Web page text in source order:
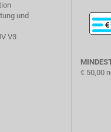
und
V3
€ 50,00